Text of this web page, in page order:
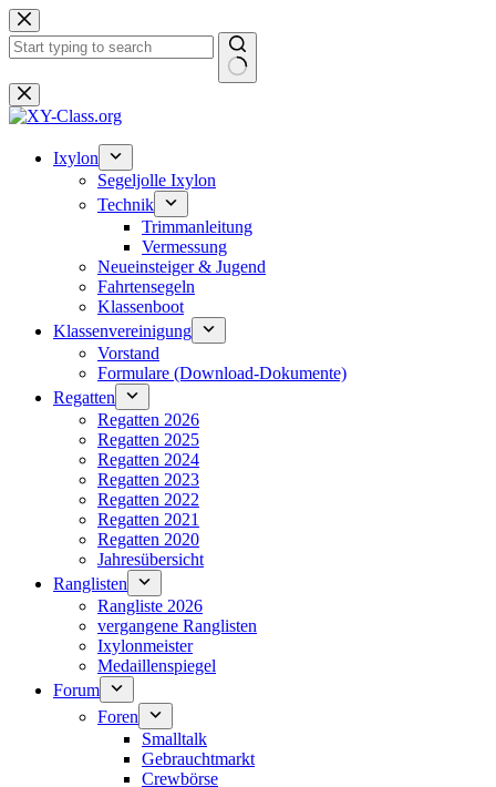
Zum
Inhalt
springen
Keine
Ergebnisse
Ixylon
Segeljolle Ixylon
Technik
Trimmanleitung
Vermessung
Neueinsteiger & Jugend
Fahrtensegeln
Klassenboot
Klassenvereinigung
Vorstand
Formulare (Download-Dokumente)
Regatten
Regatten 2026
Regatten 2025
Regatten 2024
Regatten 2023
Regatten 2022
Regatten 2021
Regatten 2020
Jahresübersicht
Ranglisten
Rangliste 2026
vergangene Ranglisten
Ixylonmeister
Medaillenspiegel
Forum
Foren
Smalltalk
Gebrauchtmarkt
Crewbörse